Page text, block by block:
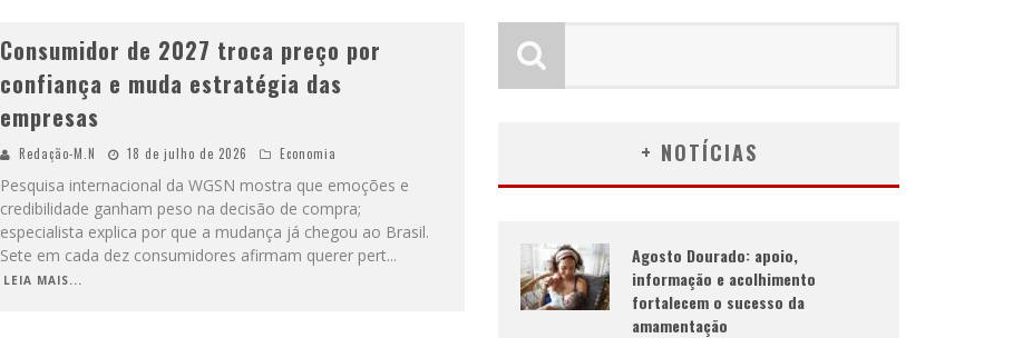
Consumidor de 2027 troca preço por
confiança e muda estratégia das
empresas
Redação-M.N 18 de julho de 2026 Economia
Pesquisa internacional da WGSN mostra que emoções e
credibilidade ganham peso na decisão de compra;
especialista explica por que a mudança já chegou ao Brasil.
Sete em cada dez consumidores afirmam querer pert...
LEIA MAIS...
+ NOTÍCIAS
Agosto Dourado: apoio,
informação e acolhimento
fortalecem o sucesso da
amamentação